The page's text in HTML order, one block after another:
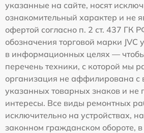
указанные на сайте, носят
ознакомительный характер и не
офертой согласно п. 2 ст. 437 ГК
обозначения торговой марки JVC
в информационных целях —
перечень техники, с которой мы
организация не аффилирована с
указанных товарных знаков и не
интересы. Все виды ремонтных
исключительно на устройствах,
законном гражданском обороте, в